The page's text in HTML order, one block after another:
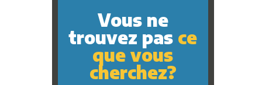
Vous ne
trouvez pas ce
que vous
cherchez?